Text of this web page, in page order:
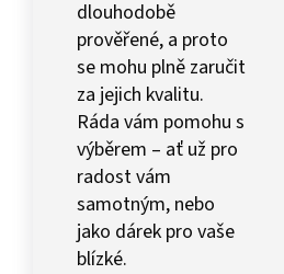
dlouhodobě
prověřené, a proto
se mohu plně zaručit
za jejich kvalitu.
Ráda vám pomohu s
výběrem – ať už pro
radost vám
samotným, nebo
jako dárek pro vaše
blízké.